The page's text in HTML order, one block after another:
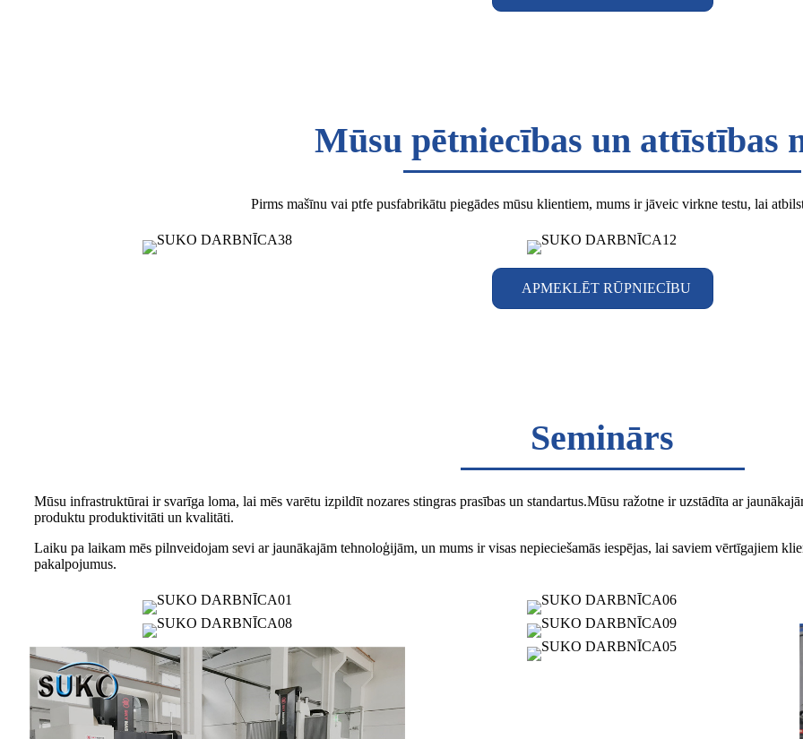
Mūsu pētniecības un attīstības
Pirms mašīnu vai ptfe pusfabrikātu piegādes mūsu klientiem, mums ir jāveic virkne testu, lai
APMEKLĒT RŪPNIECĪBU
Seminārs
Mūsu infrastruktūrai ir svarīga loma, lai mēs varētu izpildīt nozares stingras prasības un standartus.Mūsu ražotne ir uzstādīta ar
produktu produktivitāti un kvalitāti.
Laiku pa laikam mēs pilnveidojam sevi ar jaunākajām tehnoloģijām, un mums ir visas nepieciešamās iespējas, lai saviem vērtīgajiem
pakalpojumus.